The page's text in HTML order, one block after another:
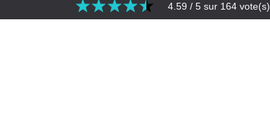
4.59 / 5 sur 164 vote(s)